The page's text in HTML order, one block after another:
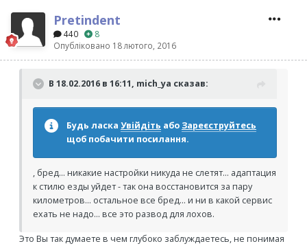
Pretindent
440
8
Опубліковано 18 лютого, 2016
В 18.02.2016 в 16:11, mich_ya сказав:
Будь ласка Увійдіть або Зареєструйтесь
щоб побачити посилання.
, бред... никакие настройки никуда не слетят... адаптация
к стилю езды уйдет - так она восстановится за пару
километров... остальное все бред... и ни в какой сервис
ехать не надо... все это развод для лохов.
Это Вы так думаете в чем глубоко заблуждаетесь, не понимая